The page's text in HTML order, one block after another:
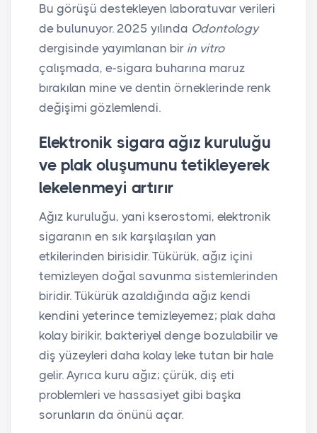
Bu görüşü destekleyen laboratuvar verileri
de bulunuyor. 2025 yılında Odontology
dergisinde yayımlanan bir in vitro
çalışmada, e-sigara buharına maruz
bırakılan mine ve dentin örneklerinde renk
değişimi gözlemlendi.
Elektronik sigara ağız kuruluğu
ve plak oluşumunu tetikleyerek
lekelenmeyi artırır
Ağız kuruluğu, yani kserostomi, elektronik
sigaranın en sık karşılaşılan yan
etkilerinden birisidir. Tükürük, ağız içini
temizleyen doğal savunma sistemlerinden
biridir. Tükürük azaldığında ağız kendi
kendini yeterince temizleyemez; plak daha
kolay birikir, bakteriyel denge bozulabilir ve
diş yüzeyleri daha kolay leke tutan bir hale
gelir. Ayrıca kuru ağız; çürük, diş eti
problemleri ve hassasiyet gibi başka
sorunların da önünü açar.